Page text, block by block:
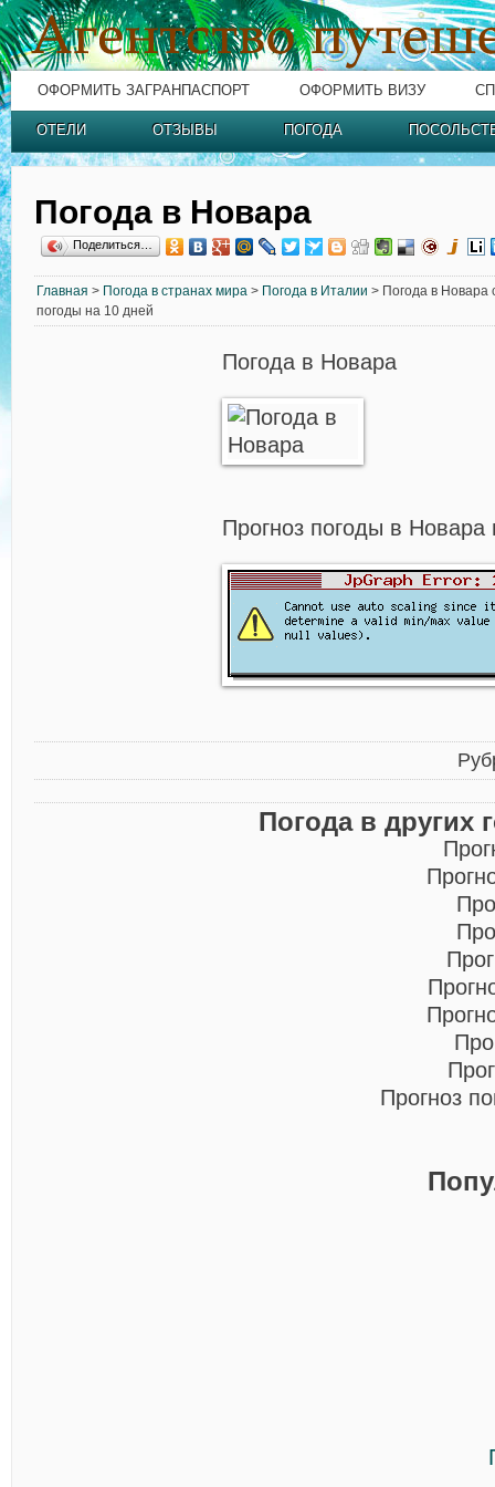
ОФОРМИТЬ ЗАГРАНПАСПОРТ ОФОРМИТЬ ВИЗУ
ОТЕЛИ ОТЗЫВЫ ПОГОДА
Погода в Новара
Поделиться…
Главная > Погода в странах мира > Погода в Италии > Погода в Новара
погоды на 10 дней
Погода в Новара
Прогноз погоды в Новара
Погода в других
Прогноз